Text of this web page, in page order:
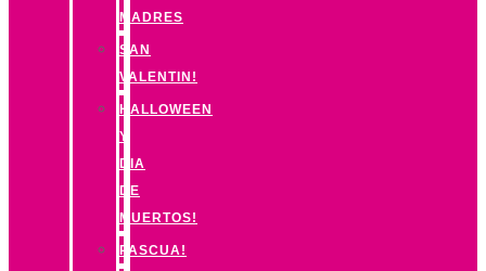
MADRES
SAN
VALENTIN!
HALLOWEEN
Y
DIA
DE
MUERTOS!
PASCUA!